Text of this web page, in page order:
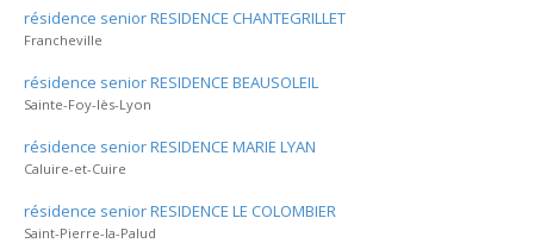
résidence senior RESIDENCE CHANTEGRILLET
Francheville
résidence senior RESIDENCE BEAUSOLEIL
Sainte-Foy-lès-Lyon
résidence senior RESIDENCE MARIE LYAN
Caluire-et-Cuire
résidence senior RESIDENCE LE COLOMBIER
Saint-Pierre-la-Palud